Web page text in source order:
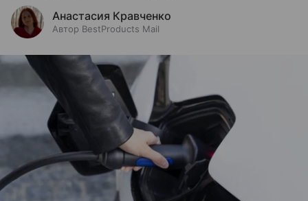
Анастасия Кравченко
Автор BestProducts Mail